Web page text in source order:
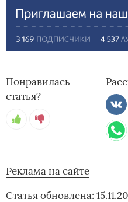
Понравилась
статья?
Реклама на сайте
Статья обновлена: